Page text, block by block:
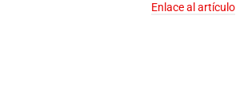
Enlace al artículo